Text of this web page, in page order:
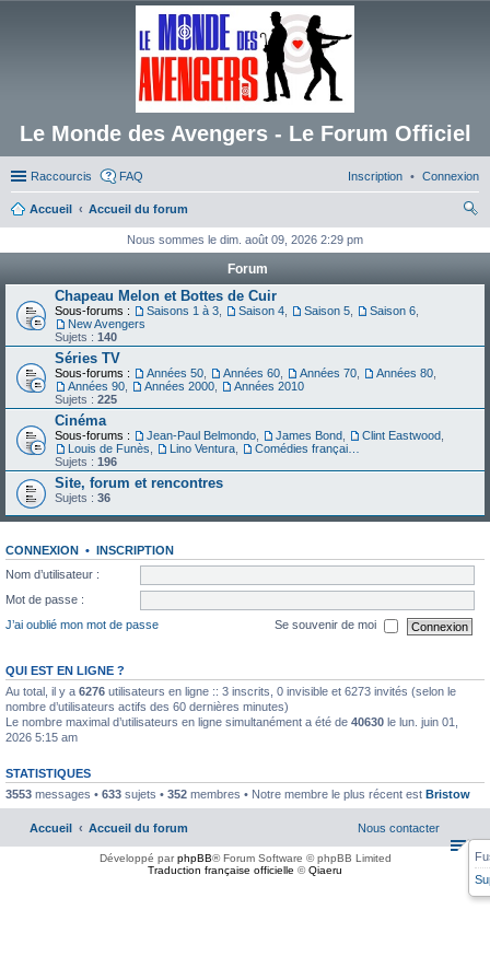
Le Monde des Avengers - Le Forum Officiel
Raccourcis FAQ Connexion
Inscription
Accueil
Accueil du forum
ch
Nous sommes le dim. août 09, 2026 2:29 pm
Forum
Chapeau Melon et Bottes de Cuir
Sous-forums : Saisons 1 à 3 Saison 4 Saison 5 Saison 6
New Avengers
Sujets : 140
Séries TV
Sous-forums : Années 50 Années 60 Années 70 Années 80
Années 90
Années 2000
Années 2010
Sujets : 225
Cinéma
Sous-forums : Jean-Paul Belmondo James Bond Clint Eastwood
Louis de Funès
Lino Ventura
Sujets : 196
Site, forum et rencontres
Sujets : 36
CONNEXION • INSCRIPTION
Nom d’utilisateur :
Mot de passe :
J’ai oublié mon mot de passe
Se souvenir de moi
QUI EST EN LIGNE ?
Au total, il y a 6276 utilisateurs en ligne :: 3 inscrits, 0 invisible et 6273 invités (selon le
nombre d’utilisateurs actifs des 60 dernières minutes)
Le nombre maximal d’utilisateurs en ligne simultanément a été de 40630 le lun. juin 01,
2026 5:15 am
STATISTIQUES
3553 messages • 633 sujets • 352 membres • Notre membre le plus récent est Bristow
Accueil Accueil du forum Nous contacter
Développé parphpBB® Forum Software © phpBB Limited
Traduction française officielle ©Qiaeru